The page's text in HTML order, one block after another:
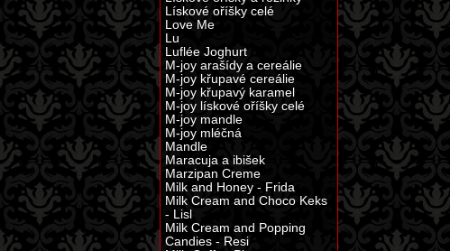
Lískové oříšky celé
Love Me
Lu
Luflée Joghurt
M-joy arašídy a cereálie
M-joy křupavé cereálie
M-joy křupavý karamel
M-joy lískové oříšky celé
M-joy mandle
M-joy mléčná
Mandle
Maracuja a ibišek
Marzipan Creme
Milk and Honey - Frida
Milk Cream and Choco Keks
- Lisl
Milk Cream and Popping
Candies - Resi